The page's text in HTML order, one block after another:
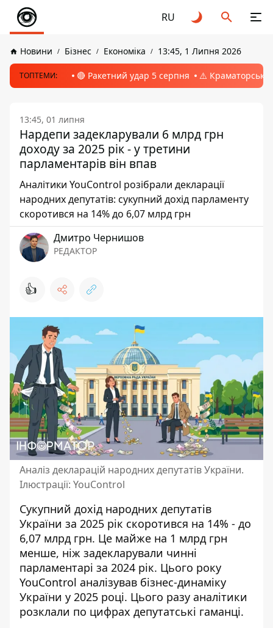
RU
Новини Бізнес Економіка 13:45, 1 Липня 2026
ТОПТЕМИ: 🔴 Ракетний удар 5 серпня ⚠️ Краматорськ,
13:45, 01 липня
Нардепи задекларували 6 млрд грн
доходу за 2025 рік - у третини
парламентарів він впав
Аналітики YouControl розібрали декларації
народних депутатів: сукупний дохід парламенту
скоротився на 14% до 6,07 млрд грн
Дмитро Чернишов
РЕДАКТОР
👍
Аналіз декларацій народних депутатів України.
Ілюстрації: YouControl
Сукупний дохід народних депутатів
України за 2025 рік скоротився на 14% - до
6,07 млрд грн. Це майже на 1 млрд грн
менше, ніж задекларували чинні
парламентарі за 2024 рік. Цього року
YouControl аналізував бізнес-динаміку
України у 2025 році. Цього разу аналітики
розклали по цифрах депутатські гаманці.